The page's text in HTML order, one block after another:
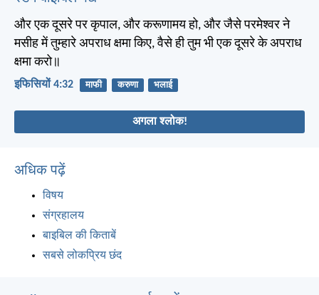
और एक दूसरे पर कृपाल, और करूणामय हो, और जैसे परमेश्वर ने
मसीह में तुम्हारे अपराध क्षमा किए, वैसे ही तुम भी एक दूसरे के अपराध
क्षमा करो॥
इफिसियों 4:32 माफी करुणा भलाई
अगला श्लोक!
अधिक पढ़ें
विषय
संग्रहालय
बाइबिल की किताबें
सबसे लोकप्रिय छंद